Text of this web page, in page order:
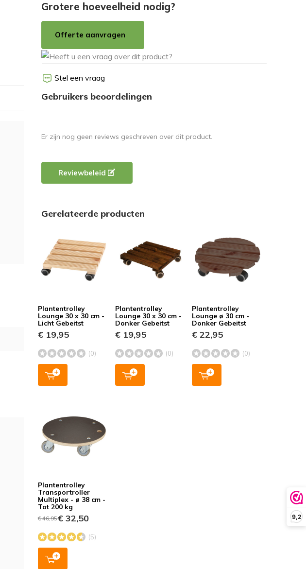
9,2
Grotere hoeveelheid nodig?
Offerte aanvragen
Stel een vraag
Gebruikers beoordelingen
Er zijn nog geen reviews geschreven over dit product.
Reviewbeleid
Gerelateerde producten
Plantentrolley
Lounge 30 x 30 cm -
Licht Gebeitst
€ 19,95
(0)
Plantentrolley
Lounge 30 x 30 cm -
Donker Gebeitst
€ 19,95
(0)
Plantentrolley
Lounge ø 30 cm -
Donker Gebeitst
€ 22,95
(0)
Plantentrolley
Transportroller
Multiplex - ø 38 cm -
Tot 200 kg
€ 46,95€ 32,50
(5)